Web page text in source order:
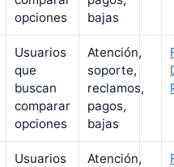
opciones
bajas
Usuarios
que
buscan
comparar
opciones
Atención,
soporte,
reclamos,
pagos,
bajas
Usuarios
Atención,